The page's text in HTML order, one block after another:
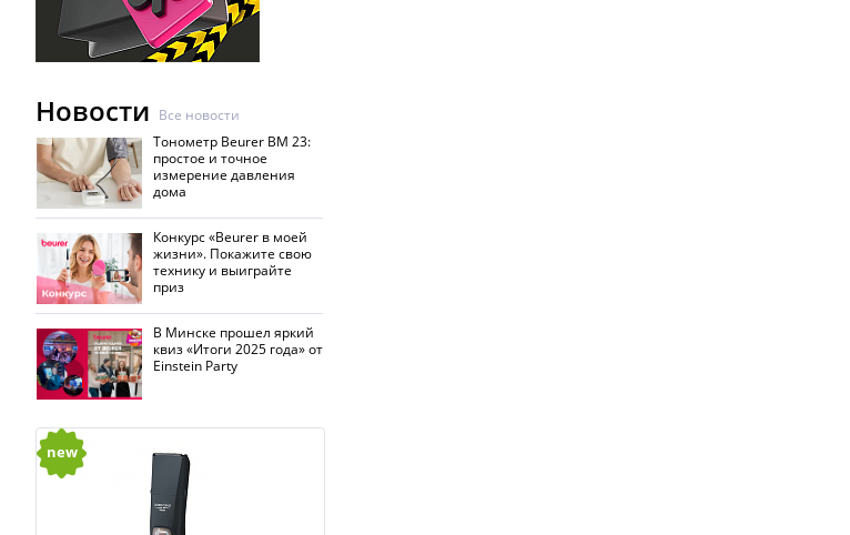
Новости Все новости
Тонометр Beurer BM 23:
простое и точное
измерение давления
дома
Конкурс «Beurer в моей
жизни». Покажите свою
технику и выиграйте
приз
В Минске прошел яркий
квиз «Итоги 2025 года» от
Einstein Party
new